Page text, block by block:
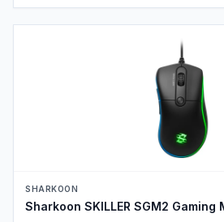
PRODUCTBEELD
SHARKOON
Sharkoon SKILLER SGM2 Gaming